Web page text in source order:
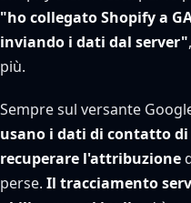
"ho collegato Shopify a
inviando i dati dal server"
più.
Sempre sul versante
usano i dati di contatto
recuperare l'attribuzione
perse. Il tracciamento